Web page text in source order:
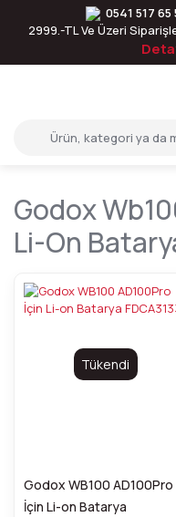
0541 517 65
2999.-TL Ve Üzeri
Godox
Li-On
Tükendi
Godox WB100 AD100Pro
İçin Li-on Batarya